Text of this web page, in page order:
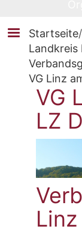
Startseite/
Landkreis
VG Linz
VG
LZ